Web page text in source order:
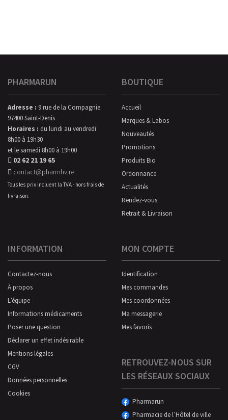
PHARMARUN
Adresse : 9 rue de la Compagnie
97400 Saint-Denis
Horaires : du lundi au vendredi
8h00 à 19h30
et le samedi 8h00 à 19h00
02 62 21 19 65
contact@pharmhv.re
Tous les prix incluent la TVA - hors frais de
livraison.
BOUTIQUE
Accueil
Marques & Labos
Nouveautés
Promotions
Produits Bio
Ordonnance
Actualités
Rendez-vous
Retrait & Livraison
INFORMATION
Contactez-nous
À propos
L’équipe
Informations médicaments
Poser une question
Déclarer un effet indésirable
Mentions légales
CGV
Données personnelles
Cookies
MON COMPTE
Identification
Mes commandes
Mes coordonnées
Ma messagerie
Mes favoris
RETROUVEZ-NOUS SUR
LES RÉSEAUX SOCIAUX
Pharmarun
Pharmacie de l’Hôtel de ville